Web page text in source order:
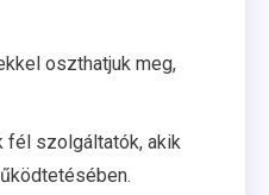
oszthatjuk meg,
fél szolgáltatók, akik